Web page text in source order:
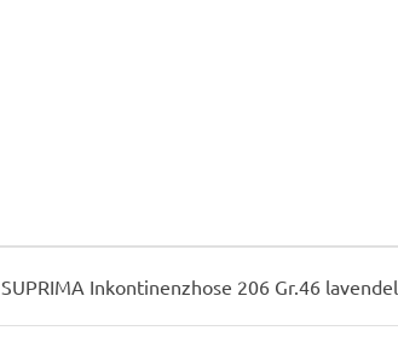
SUPRIMA Inkontinenzhose 206 Gr.46 lavendel